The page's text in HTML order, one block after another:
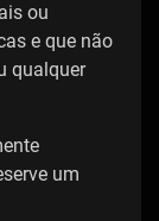
ou
e que não
qualquer
um